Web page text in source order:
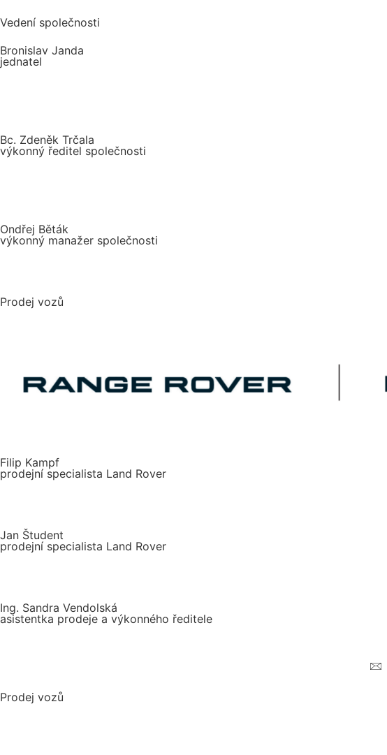
Vedení společnosti
Bronislav Janda
jednatel
Bc. Zdeněk Trčala
výkonný ředitel společnosti
Ondřej Běták
výkonný manažer společnosti
Prodej vozů
Filip Kampf
prodejní specialista Land Rover
Jan Študent
prodejní specialista Land Rover
Ing. Sandra Vendolská
asistentka prodeje a výkonného ředitele
Prodej vozů